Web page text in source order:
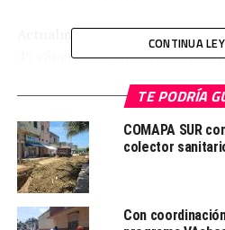
Actualmente con respecto a la
45 cámaras de circuito
60 cámaras de vigilancia y así
delictivos tanto al interior
se espera también que en el
con el boulevard López Mateos
construcción de la barda
CONTINUA
TE PODRÍA
COMAPA SUR
colector
Con